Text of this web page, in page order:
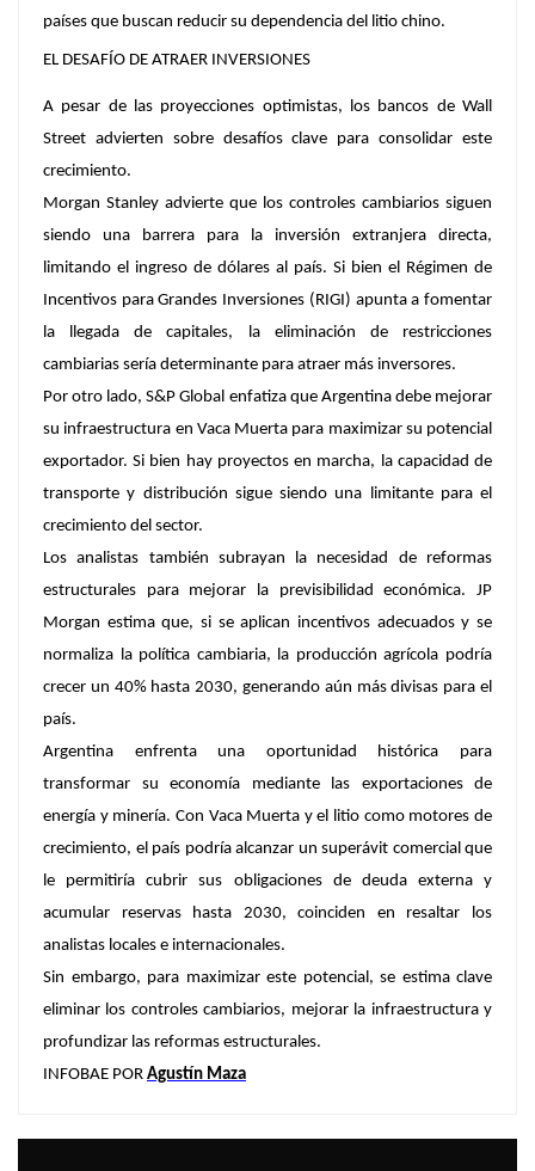
países que buscan reducir su dependencia del litio chino.
EL DESAFÍO DE ATRAER INVERSIONES
A pesar de las proyecciones optimistas, los bancos de Wall
Street advierten sobre desafíos clave para consolidar este
crecimiento.
Morgan Stanley advierte que los controles cambiarios siguen
siendo una barrera para la inversión extranjera directa,
limitando el ingreso de dólares al país. Si bien el Régimen de
Incentivos para Grandes Inversiones (RIGI) apunta a fomentar
la llegada de capitales, la eliminación de restricciones
cambiarias sería determinante para atraer más inversores.
Por otro lado, S&P Global enfatiza que Argentina debe mejorar
su infraestructura en Vaca Muerta para maximizar su potencial
exportador. Si bien hay proyectos en marcha, la capacidad de
transporte y distribución sigue siendo una limitante para el
crecimiento del sector.
Los analistas también subrayan la necesidad de reformas
estructurales para mejorar la previsibilidad económica. JP
Morgan estima que, si se aplican incentivos adecuados y se
normaliza la política cambiaria, la producción agrícola podría
crecer un 40% hasta 2030, generando aún más divisas para el
país.
Argentina enfrenta una oportunidad histórica para
transformar su economía mediante las exportaciones de
energía y minería. Con Vaca Muerta y el litio como motores de
crecimiento, el país podría alcanzar un superávit comercial que
le permitiría cubrir sus obligaciones de deuda externa y
acumular reservas hasta 2030, coinciden en resaltar los
analistas locales e internacionales.
Sin embargo, para maximizar este potencial, se estima clave
eliminar los controles cambiarios, mejorar la infraestructura y
profundizar las reformas estructurales.
INFOBAE POR Agustín Maza